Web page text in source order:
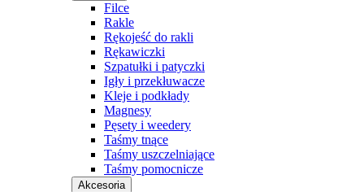
Filce
Rakle
Rękojeść do rakli
Rękawiczki
Szpatułki i patyczki
Igły i przekłuwacze
Kleje i podkłady
Magnesy
Pęsety i weedery
Taśmy tnące
Taśmy uszczelniające
Taśmy pomocnicze
Akcesoria